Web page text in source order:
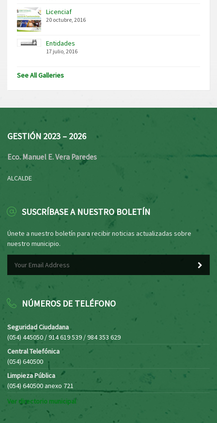
Licenciaf
20 octubre, 2016
Entidades
17 julio, 2016
See All Galleries
GESTIÓN 2023 – 2026
Eco. Manuel E. Vera Paredes
ALCALDE
SUSCRÍBASE A NUESTRO BOLETÍN
Únete a nuestro boletín para recibir noticias actualizadas sobre
nuestro municipio.
NÚMEROS DE TELÉFONO
Seguridad Ciudadana
(054) 445050 / 914 619 539 / 984 353 629
Central Telefónica
(054) 640500
Limpieza Pública
(054) 640500 anexo 721
Ver directorio municipal